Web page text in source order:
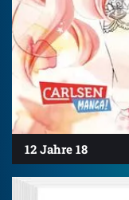
12 Jahre 18